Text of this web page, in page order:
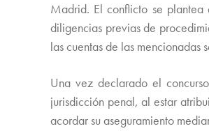
Madrid. El conflicto se
diligencias previas de
las cuentas de las mencionadas
Una vez declarado el
jurisdicción penal, al estar
acordar su aseguramiento